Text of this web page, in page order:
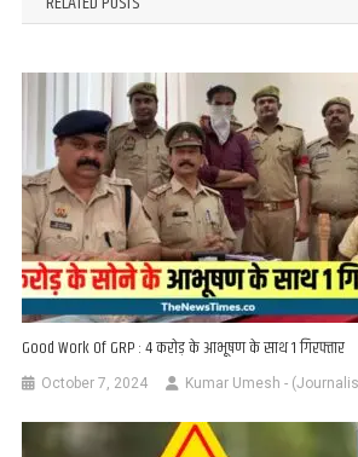
Good Work Of GRP : 4 करोड़ के आभूषण के साथ 1 गिरफ्तार
October 7, 2024 Kumar Umesh -